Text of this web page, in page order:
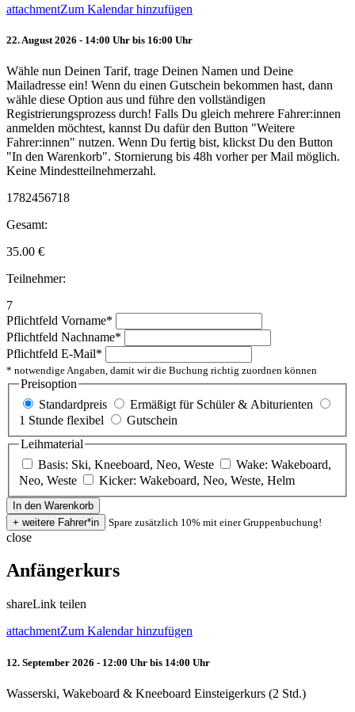
attachmentZum Kalendar hinzufügen
22. August 2026 - 14:00 Uhr bis 16:00 Uhr
Wähle nun Deinen Tarif, trage Deinen Namen und Deine
Mailadresse ein! Wenn du einen Gutschein bekommen hast, dann
wähle diese Option aus und führe den vollständigen
Registrierungsprozess durch! Falls Du gleich mehrere Fahrer:innen
anmelden möchtest, kannst Du dafür den Button "Weitere
Fahrer:innen" nutzen. Wenn Du fertig bist, klickst Du den Button
"In den Warenkorb". Stornierung bis 48h vorher per Mail möglich.
Keine Mindestteilnehmerzahl.
1782456718
Gesamt:
35.00 €
Teilnehmer:
7
Pflichtfeld Vorname*
Pflichtfeld Nachname*
Pflichtfeld E-Mail*
* notwendige Angaben, damit wir die Buchung richtig zuordnen können
Preisoption
Standardpreis
Ermäßigt für Schüler & Abiturienten
1 Stunde flexibel
Gutschein
Leihmaterial
Basis: Ski, Kneeboard, Neo, Weste
Wake: Wakeboard,
Neo, Weste
Kicker: Wakeboard, Neo, Weste, Helm
Spare zusätzlich 10% mit einer Gruppenbuchung!
close
Anfängerkurs
shareLink teilen
attachmentZum Kalendar hinzufügen
12. September 2026 - 12:00 Uhr bis 14:00 Uhr
Wasserski, Wakeboard & Kneeboard Einsteigerkurs (2 Std.)